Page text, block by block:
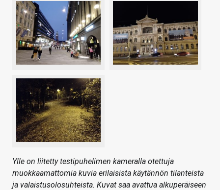
Ylle on liitetty testipuhelimen kameralla otettuja
muokkaamattomia kuvia erilaisista käytännön tilanteista
ja valaistusolosuhteista. Kuvat saa avattua alkuperäiseen